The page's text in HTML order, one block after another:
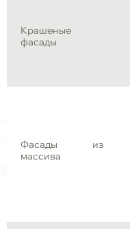
Крашеные
фасады
Фасады из
массива